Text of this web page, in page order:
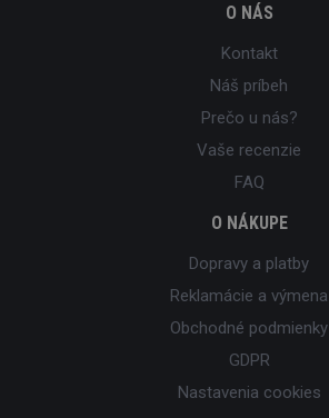
O NÁS
Kontakt
Náš príbeh
Prečo u nás?
Vaše recenzie
FAQ
O NÁKUPE
Dopravy a platby
Reklamácie a výmena
Obchodné podmienky
GDPR
Nastavenia cookies